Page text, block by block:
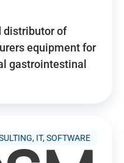
distributor of
equipment for
gastrointestinal
IT, SOFTWARE